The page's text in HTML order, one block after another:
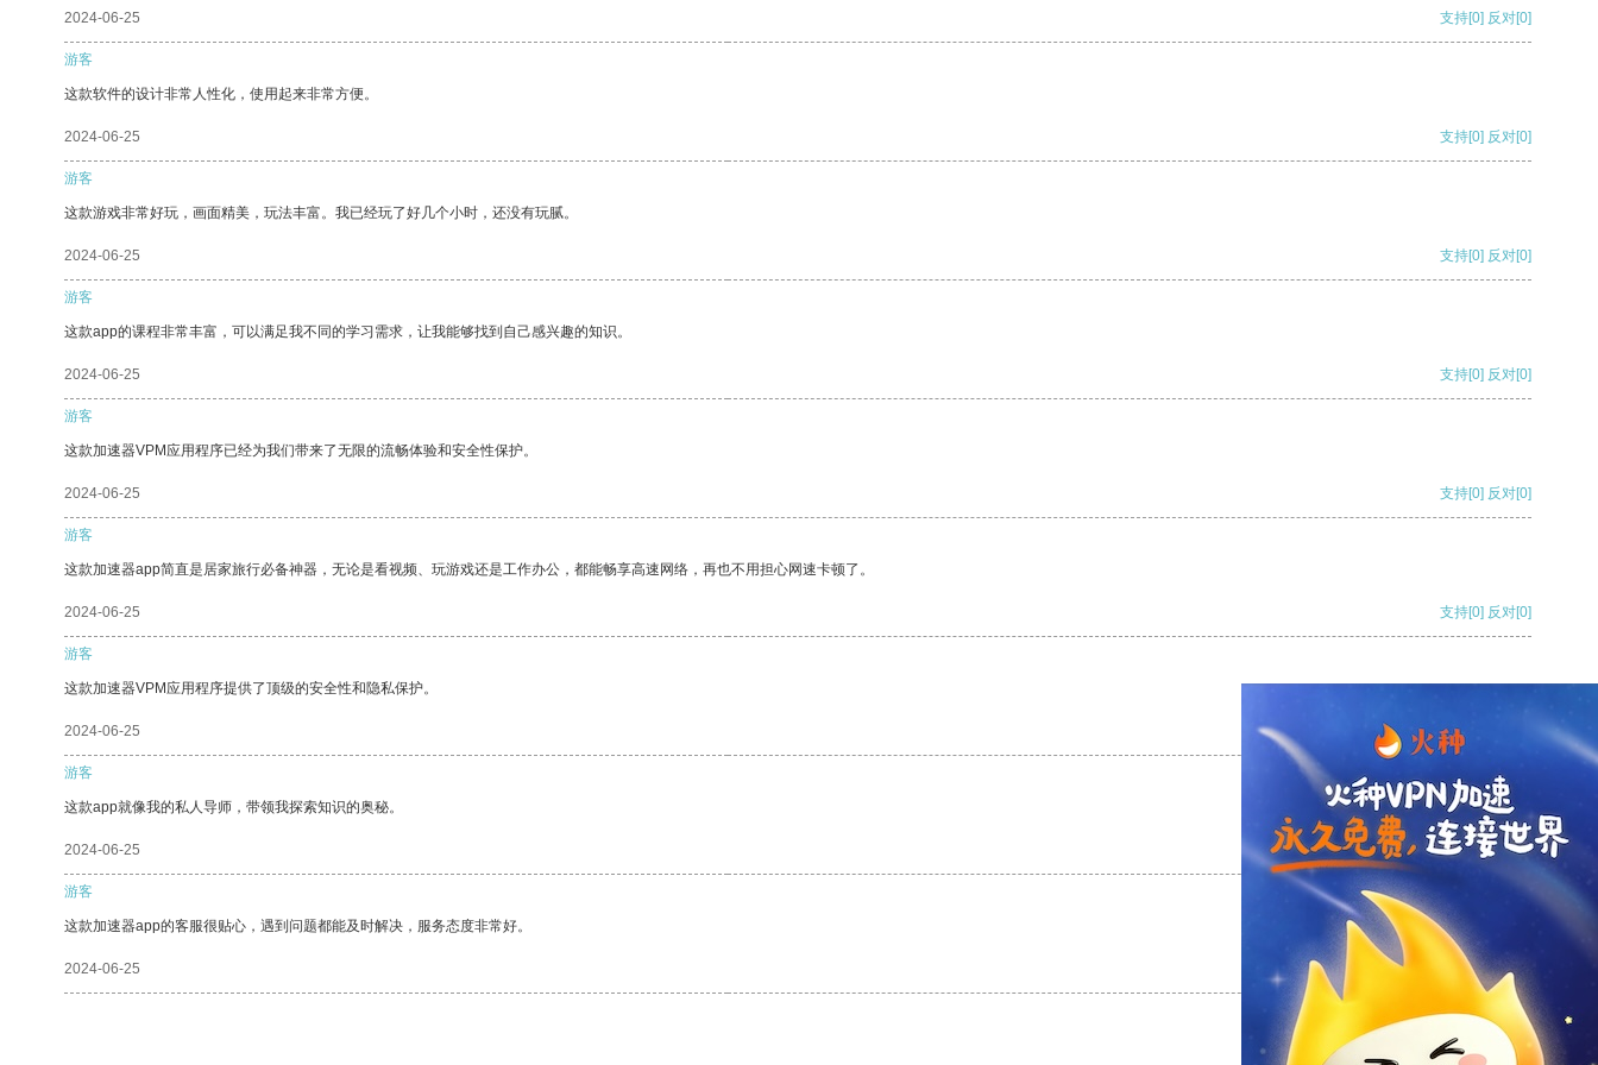
2024-06-25 支持[0] 反对[0]
游客
这款软件的设计非常人性化，使用起来非常方便。
2024-06-25 支持[0] 反对[0]
游客
这款游戏非常好玩，画面精美，玩法丰富。我已经玩了好几个小时，还没有玩腻。
2024-06-25 支持[0] 反对[0]
游客
这款app的课程非常丰富，可以满足我不同的学习需求，让我能够找到自己感兴趣的知识。
2024-06-25 支持[0] 反对[0]
游客
这款加速器VPM应用程序已经为我们带来了无限的流畅体验和安全性保护。
2024-06-25 支持[0] 反对[0]
游客
这款加速器app简直是居家旅行必备神器，无论是看视频、玩游戏还是工作办公，都能畅享高速网络，再也不用担心网速卡顿了。
2024-06-25 支持[0] 反对[0]
游客
这款加速器VPM应用程序提供了顶级的安全性和隐私保护。
2024-06-25 支持
游客
这款app就像我的私人导师，带领我探索知识的奥秘。
2024-06-25 支持[0] 反对[0]
游客
这款加速器app的客服很贴心，遇到问题都能及时解决，服务态度非常好。
2024-06-25 支持[0] 反对[0]